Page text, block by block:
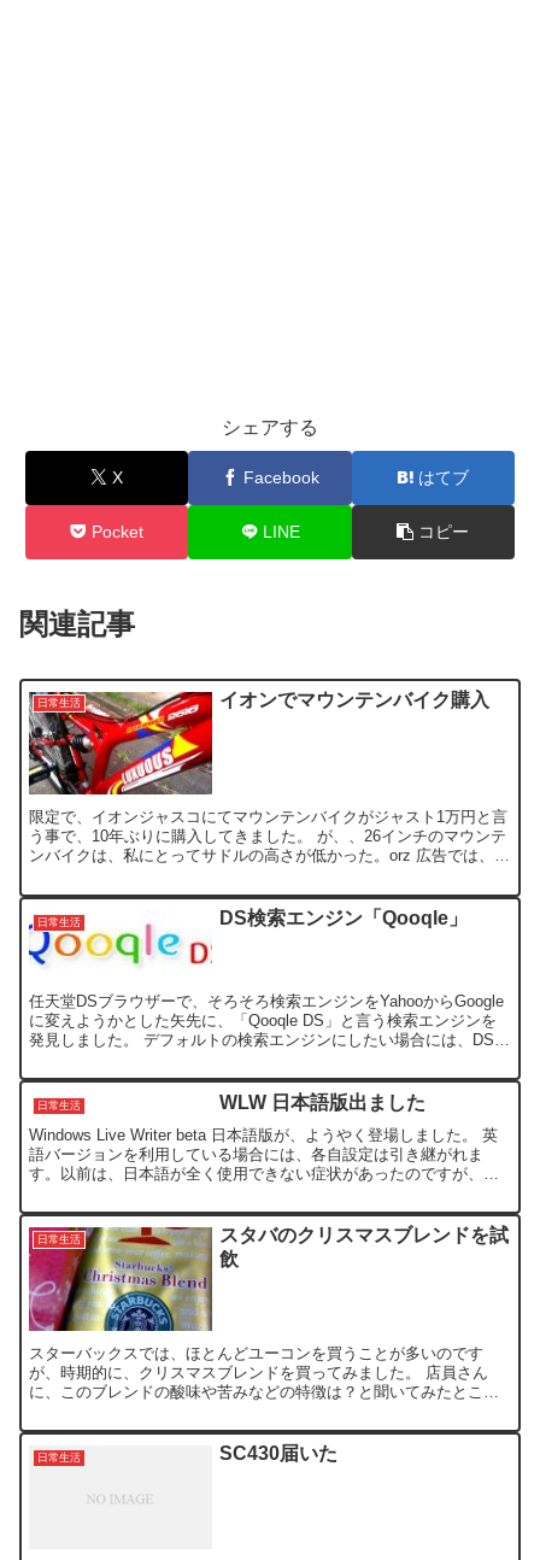
シェアする
X Facebook はてブ
Pocket LINE コピー
関連記事
日常生活 イオンでマウンテンバイク購入
限定で、イオンジャスコにてマウンテンバイクがジャスト1万円と言
う事で、10年ぶりに購入してきました。 が、、26インチのマウンテ
ンバイクは、私にとってサドルの高さが低かった。orz 広告では、ブ
日常生活 DS検索エンジン「Qooqle」
任天堂DSブラウザーで、そろそろ検索エンジンをYahooからGoogle
に変えようかとした矢先に、「Qooqle DS」と言う検索エンジンを
発見しました。 デフォルトの検索エンジンにしたい場合には、DSブ
日常生活 WLW 日本語版出ました
Windows Live Writer beta 日本語版が、ようやく登場しました。 英
語バージョンを利用している場合には、各自設定は引き継がれま
す。以前は、日本語が全く使用できない症状があったのですが、直
日常生活
スタバのクリスマスブレンドを試
飲
スターバックスでは、ほとんどユーコンを買うことが多いのです
が、時期的に、クリスマスブレンドを買ってみました。 店員さん
に、このブレンドの酸味や苦みなどの特徴は？と聞いてみたとこ
よ...
日常生活 SC430届いた